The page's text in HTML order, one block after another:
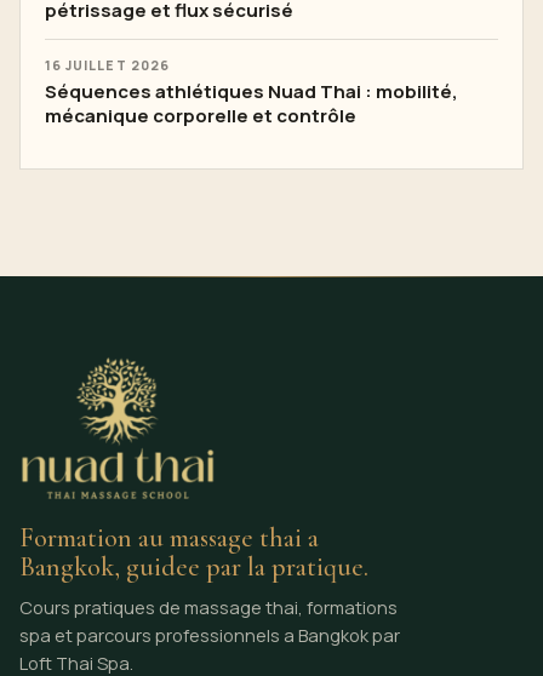
pétrissage et flux sécurisé
16 JUILLET 2026
Séquences athlétiques Nuad Thai : mobilité,
mécanique corporelle et contrôle
Formation au massage thai a
Bangkok, guidee par la pratique.
Cours pratiques de massage thai, formations
spa et parcours professionnels a Bangkok par
Loft Thai Spa.